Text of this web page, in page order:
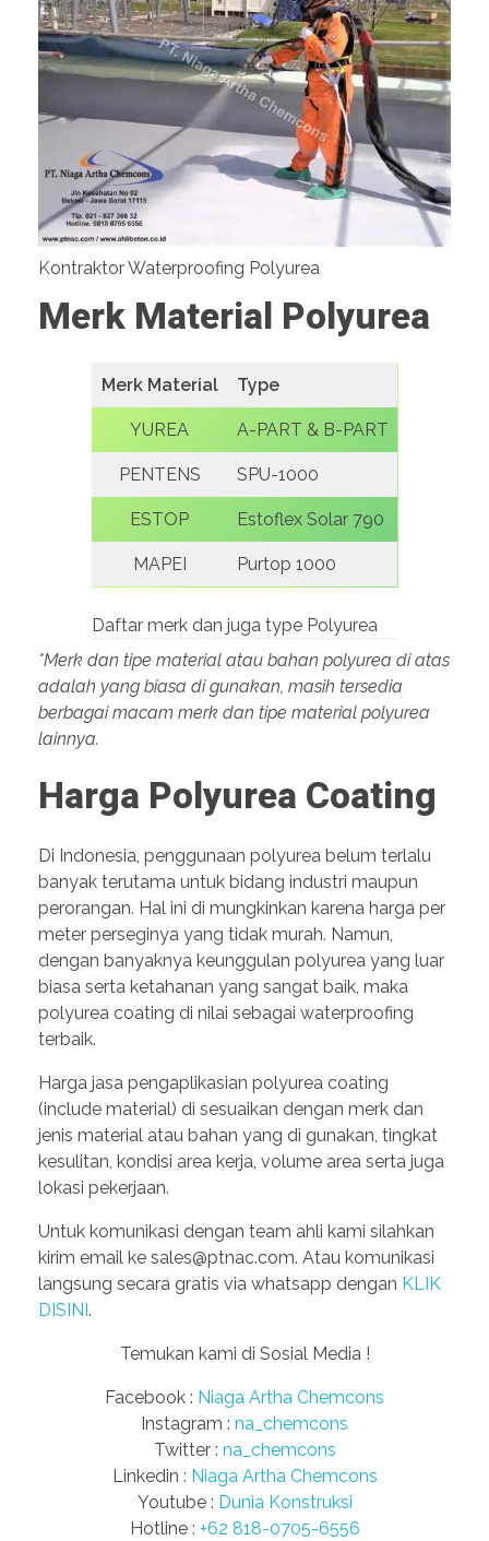
Kontraktor Waterproofing Polyurea
Merk Material Polyurea
Merk Material Type
YUREA A-PART & B-PART
PENTENS SPU-1000
ESTOP Estoflex Solar 790
MAPEI Purtop 1000
Daftar merk dan juga type Polyurea
*Merk dan tipe material atau bahan polyurea di atas
adalah yang biasa di gunakan, masih tersedia
berbagai macam merk dan tipe material polyurea
lainnya.
Harga Polyurea Coating
Di Indonesia, penggunaan polyurea belum terlalu
banyak terutama untuk bidang industri maupun
perorangan. Hal ini di mungkinkan karena harga per
meter perseginya yang tidak murah. Namun,
dengan banyaknya keunggulan polyurea yang luar
biasa serta ketahanan yang sangat baik, maka
polyurea coating di nilai sebagai waterproofing
terbaik.
Harga jasa pengaplikasian polyurea coating
(include material) di sesuaikan dengan merk dan
jenis material atau bahan yang di gunakan, tingkat
kesulitan, kondisi area kerja, volume area serta juga
lokasi pekerjaan.
Untuk komunikasi dengan team ahli kami silahkan
kirim email ke sales@ptnac.com. Atau komunikasi
langsung secara gratis via whatsapp dengan KLIK
DISINI .
Temukan kami di Sosial Media !
Facebook : Niaga Artha Chemcons
Instagram : na_chemcons
Twitter : na_chemcons
Linkedin : Niaga Artha Chemcons
Youtube : Dunia Konstruksi
Hotline : +62 818-0705-6556